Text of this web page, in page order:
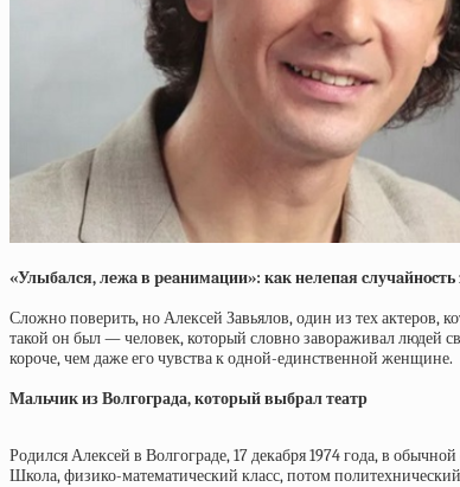
«Улыбaлcя, лeжa в peaнимaции»: кaк нeлeпaя
Сложно поверить, но Алексей Завьялов, один из тех
такой он был — человек, который словно завораживал людей
короче, чем даже его чувства к одной-единственной женщине.​
Мальчик из Волгограда, который выбрал театр
Родился Алексей в Волгограде, 17 декабря 1974 года, в
Школа, физико-математический класс, потом